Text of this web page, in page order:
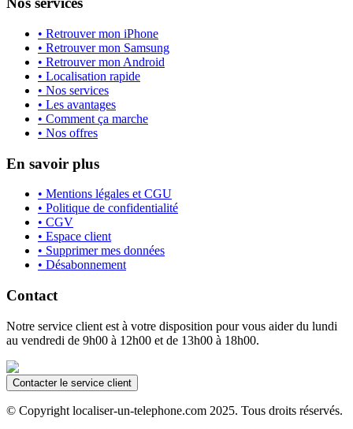
• Retrouver mon iPhone
• Retrouver mon Samsung
• Retrouver mon Android
• Localisation rapide
• Nos services
• Les avantages
• Comment ça marche
• Nos offres
En savoir plus
• Mentions légales et CGU
• Politique de confidentialité
• CGV
• Espace client
• Supprimer mes données
• Désabonnement
Contact
Notre service client est à votre disposition pour vous aider du lundi
au vendredi de 9h00 à 12h00 et de 13h00 à 18h00.
Contacter le service client
© Copyright localiser-un-telephone.com 2025. Tous droits réservés.